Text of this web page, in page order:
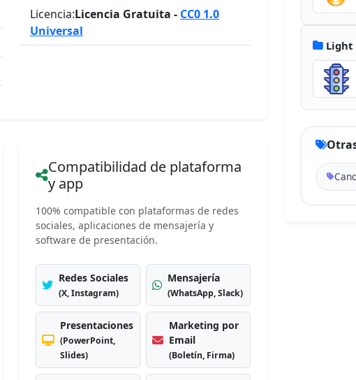
Licencia:Licencia Gratuita - CC0 1.0
Universal
Compatibilidad de plataforma
y app
100% compatible con plataformas de redes
sociales, aplicaciones de mensajería y
software de presentación.
Redes Sociales
(X, Instagram)
Mensajería
(WhatsApp, Slack)
Presentaciones
(PowerPoint,
Slides)
Marketing por
Email
(Boletín, Firma)
Light